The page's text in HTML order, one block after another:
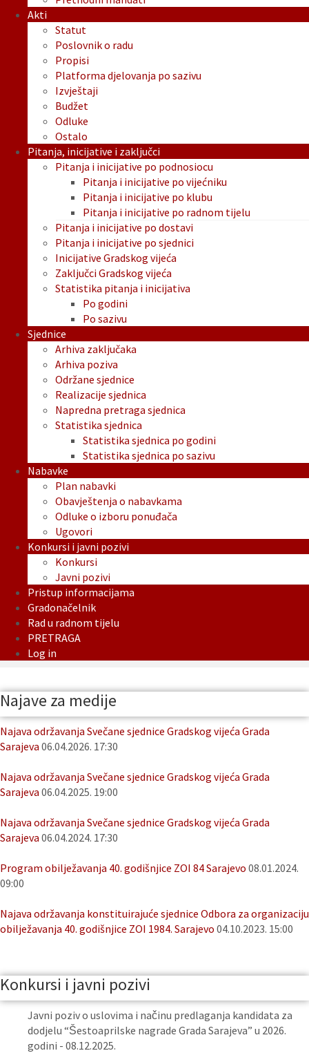
Akti
Statut
Poslovnik o radu
Propisi
Platforma djelovanja po sazivu
Izvještaji
Budžet
Odluke
Ostalo
Pitanja, inicijative i zaključci
Pitanja i inicijative po podnosiocu
Pitanja i inicijative po vijećniku
Pitanja i inicijative po klubu
Pitanja i inicijative po radnom tijelu
Pitanja i inicijative po dostavi
Pitanja i inicijative po sjednici
Inicijative Gradskog vijeća
Zaključci Gradskog vijeća
Statistika pitanja i inicijativa
Po godini
Po sazivu
Sjednice
Arhiva zaključaka
Arhiva poziva
Održane sjednice
Realizacije sjednica
Napredna pretraga sjednica
Statistika sjednica
Statistika sjednica po godini
Statistika sjednica po sazivu
Nabavke
Plan nabavki
Obavještenja o nabavkama
Odluke o izboru ponuđača
Ugovori
Konkursi i javni pozivi
Konkursi
Javni pozivi
Pristup informacijama
Gradonačelnik
Rad u radnom tijelu
PRETRAGA
Log in
Najave za medije
Najava održavanja Svečane sjednice Gradskog vijeća Grada
Sarajeva 06.04.2026. 17:30
Najava održavanja Svečane sjednice Gradskog vijeća Grada
Sarajeva 06.04.2025. 19:00
Najava održavanja Svečane sjednice Gradskog vijeća Grada
Sarajeva 06.04.2024. 17:30
Program obilježavanja 40. godišnjice ZOI 84 Sarajevo 08.01.2024.
09:00
Najava održavanja konstituirajuće sjednice Odbora za organizaciju
obilježavanja 40. godišnjice ZOI 1984. Sarajevo 04.10.2023. 15:00
Konkursi i javni pozivi
Javni poziv o uslovima i načinu predlaganja kandidata za
dodjelu “Šestoaprilske nagrade Grada Sarajeva” u 2026.
godini - 08.12.2025.